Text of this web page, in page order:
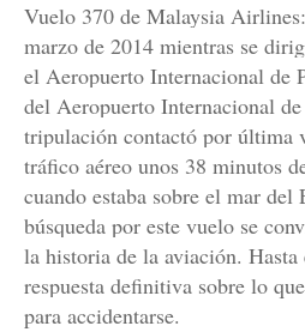
Vuelo 370 de Malaysia
marzo de 2014 mientras se
el Aeropuerto Internacional de
del Aeropuerto Internacional
tripulación contactó por última
tráfico aéreo unos 38 minutos
cuando estaba sobre el mar del
búsqueda por este vuelo se
la historia de la aviación.
respuesta definitiva sobre lo
para accidentarse.